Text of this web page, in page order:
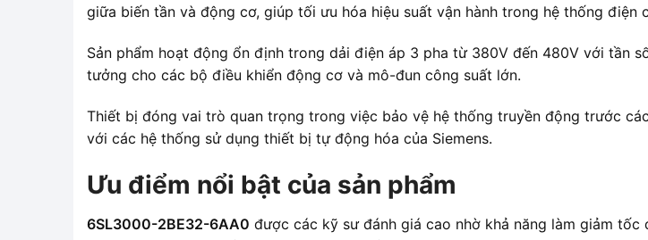
giữa biến tần và động cơ, giúp tối ưu hóa hiệu suất vận hành trong hệ thống điện
Sản phẩm hoạt động ổn định trong dải điện áp 3 pha từ 380V đến 480V với tần
tưởng cho các bộ điều khiển động cơ và mô-đun công suất lớn.
Thiết bị đóng vai trò quan trọng trong việc bảo vệ hệ thống truyền động trước
với các hệ thống sử dụng thiết bị tự động hóa của Siemens.
Ưu điểm nổi bật của sản phẩm
6SL3000-2BE32-6AA0 được các kỹ sư đánh giá cao nhờ khả năng làm giảm